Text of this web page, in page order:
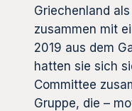
Griechenland
zusammen mit
2019 aus dem
hatten sie sich
Committee
Gruppe, die –